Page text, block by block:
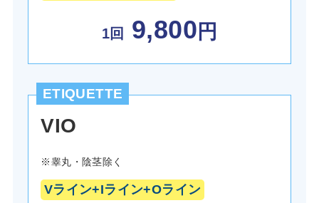
1回 9,800 円
ETIQUETTE
VIO
※睾丸・陰茎除く
Vライン+Iライン+Oライン